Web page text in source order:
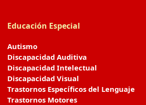
Educación Especial
Autismo
Discapacidad Auditiva
Discapacidad Intelectual
Discapacidad Visual
Trastornos Específicos del Lenguaje
Trastornos Motores